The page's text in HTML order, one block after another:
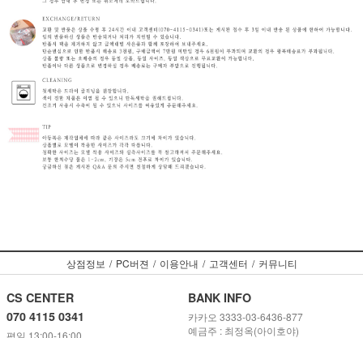
상점정보 / PC버젼 / 이용안내 / 고객센터 / 커뮤니티
CS CENTER
070 4115 0341
평일 13:00-16:00
BANK INFO
카카오 3333-03-6436-877
예금주 : 최정옥(아이호야)